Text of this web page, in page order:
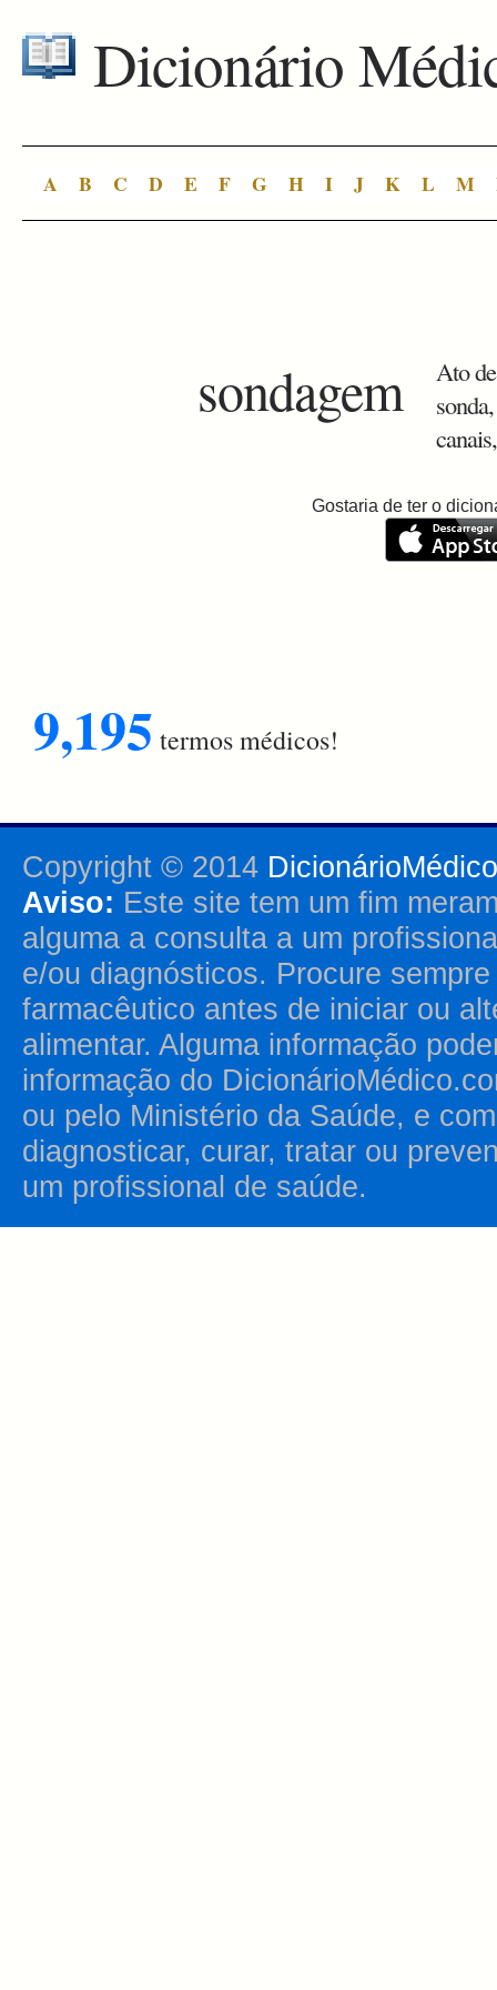
Dicionário
A B C D E F G H I J K L M
sondagem
Ato
Gostaria de ter o
9,195 termos médicos!
Copyright © 2014
Aviso: Este site tem um fim
alguma a consulta a um
e/ou diagnósticos. Procure
farmacêutico antes de iniciar ou
alimentar. Alguma informação
informação do
ou pelo Ministério da Saúde, e
diagnosticar, curar, tratar ou
um profissional de saúde.